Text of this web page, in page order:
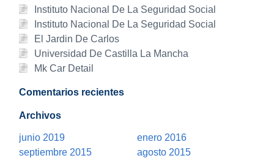
Instituto Nacional De La Seguridad Social
Instituto Nacional De La Seguridad Social
El Jardin De Carlos
Universidad De Castilla La Mancha
Mk Car Detail
Comentarios recientes
Archivos
junio 2019
enero 2016
septiembre 2015
agosto 2015